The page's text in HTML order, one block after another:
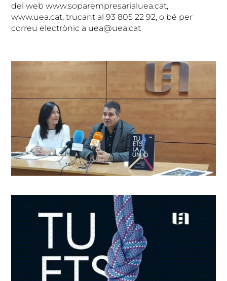
del web www.soparempresarialuea.cat,
www.uea.cat, trucant al 93 805 22 92, o bé per
correu electrònic a uea@uea.cat